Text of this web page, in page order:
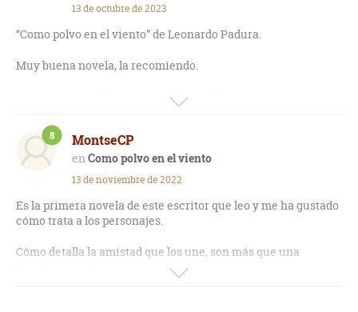
13 de octubre de 2023
“Como polvo en el viento” de Leonardo Padura.
Muy buena novela, la recomiendo.
Me pareció una lectura compleja, se debe estar muy
concentrada debido a que es una novela coral, tiene varias
voces de una misma historia.
Todos los personajes son principales. Un grupo de amigos,
por una circunstancia dolorosa en los años del régimen
cubano (cada uno lo vivió y lo sufrió de distinta manera),
tuvieron que exiliarse sintiéndose que no eran de ninguna
parte; otros se quedaron y tuvieron que sobrevivir como
Como dice la sinopsis es un canto de amistad.
MontseCP
Como polvo en el viento
8
13 de noviembre de 2022
Es la primera novela de este escritor que leo y me ha gustado
cómo trata a los personajes.
Cómo detalla la amistad que los une, son más que una
familia, a muchos nos gustaría tener no ya amigos sino una
familia con la que tener tanta confianza.